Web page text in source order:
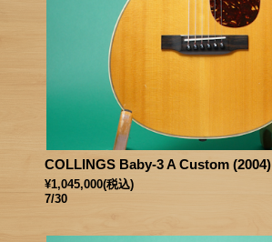
COLLINGS Baby-3 A Custom (2004)
¥1,045,000(税込)
7/30